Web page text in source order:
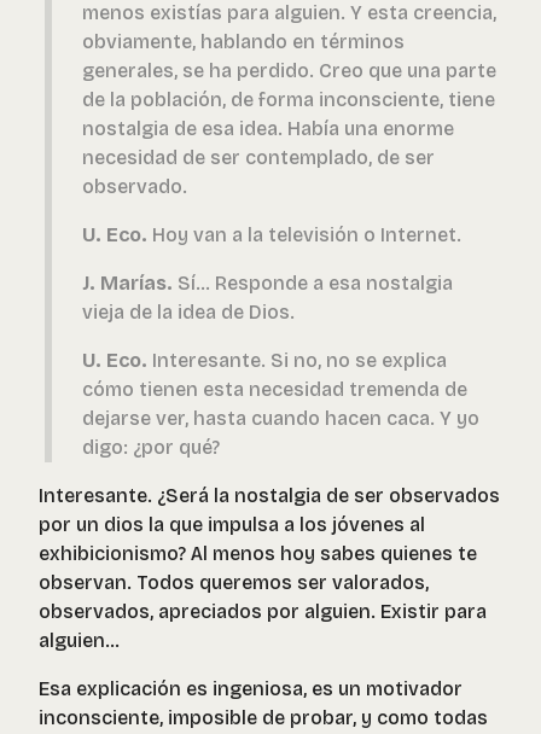
menos existías para alguien. Y esta creencia,
obviamente, hablando en términos
generales, se ha perdido. Creo que una parte
de la población, de forma inconsciente, tiene
nostalgia de esa idea. Había una enorme
necesidad de ser contemplado, de ser
observado.
U. Eco. Hoy van a la televisión o Internet.
J. Marías. Sí... Responde a esa nostalgia
vieja de la idea de Dios.
U. Eco. Interesante. Si no, no se explica
cómo tienen esta necesidad tremenda de
dejarse ver, hasta cuando hacen caca. Y yo
digo: ¿por qué?
Interesante. ¿Será la nostalgia de ser observados
por un dios la que impulsa a los jóvenes al
exhibicionismo? Al menos hoy sabes quienes te
observan. Todos queremos ser valorados,
observados, apreciados por alguien. Existir para
alguien...
Esa explicación es ingeniosa, es un motivador
inconsciente, imposible de probar, y como todas